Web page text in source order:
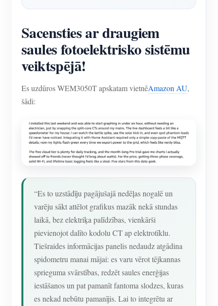
Sacensties ar draugiem
saules fotoelektrisko sistēmu
veiktspējā!
Es uzdūros WEM3050T apskatam vietnēAmazon AU,
šādi:
“Es to uzstādīju pagājušajā nedēļas nogalē un
varēju sākt attēlot grafikus mazāk nekā stundas
laikā, bez elektriķa palīdzības, vienkārši
pievienojot dalīto kodolu CT ap elektrotīklu.
Tiešraides informācijas panelis nedaudz atgādina
spidometru manai mājai: es varu vērot tējkannas
sprieguma svārstības, redzēt saules enerģijas
iestāšanos un pat pamanīt fantoma slodzes, kuras
es nekad nebūtu pamanījis. Lai to integrētu ar